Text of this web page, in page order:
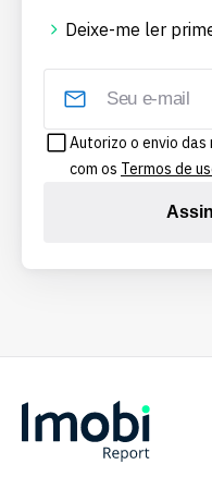
Deixe-me ler
Autorizo o envio das
com os Termos de